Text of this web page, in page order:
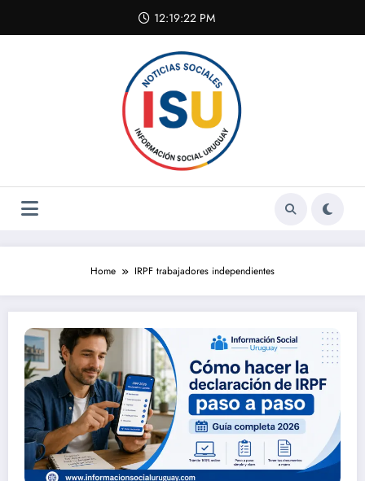
content
12:19:22 PM
Home IRPF trabajadores independientes